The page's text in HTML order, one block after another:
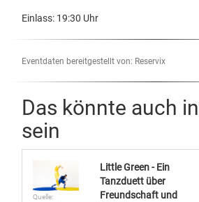
Einlass: 19:30 Uhr
Eventdaten bereitgestellt von: Reservix
Das könnte auch
sein
Quelle:
Little Green - Ein
Tanzduett über
Freundschaft und